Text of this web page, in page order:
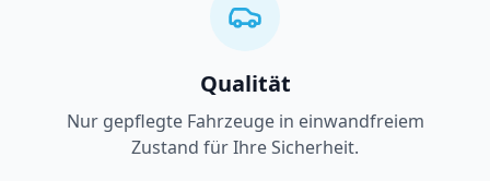
Qualität
Nur gepflegte Fahrzeuge in einwandfreiem
Zustand für Ihre Sicherheit.